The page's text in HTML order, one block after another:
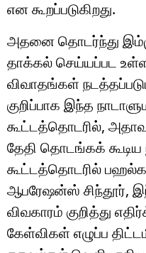
என கூறப்படுகிறது.
அதனை தொடர்ந்து
தாக்கல் செய்யப்பட
விவாதங்கள்
குறிப்பாக இந்த
கூட்டத்தொடரில்,
தேதி தொடங்கக்
கூட்டத்தொடரில்
ஆபரேஷன்ஸ் சிந்தூர்,
விவகாரம் குறித்து
கேள்விகள் எழுப்ப